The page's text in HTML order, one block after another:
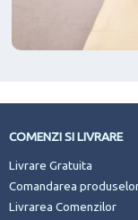
Lichidare de Stoc
Pachete cu produse
COMENZI SI LIVRARE
Livrare Gratuita
Comandarea
Livrarea Comenzilor